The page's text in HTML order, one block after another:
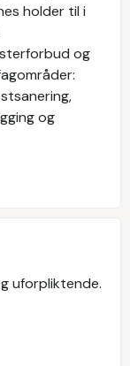
holder til i
og
og
uforpliktende.